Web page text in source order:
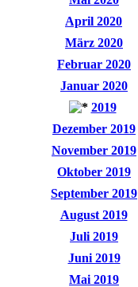
April 2020
März 2020
Februar 2020
Januar 2020
2019
Dezember 2019
November 2019
Oktober 2019
September 2019
August 2019
Juli 2019
Juni 2019
Mai 2019